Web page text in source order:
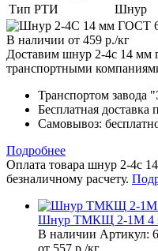
Тип РТИ
Шнур
В наличии от 459 р./кг
Доставим шнур 2-4с 14 мм
транспортными
Транспортом завода
Бесплатная доставка
Самовывоз:
Подробнее
Оплата товара шнур 2-4с
безналичному расчету.
Шнур ТМКЩ 2-1М 4
В наличии Артикул: